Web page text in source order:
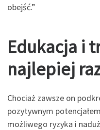
obejść.”
Edukacja i
najlepiej
Chociaż zawsze on
pozytywnym
możliwego ryzyka i